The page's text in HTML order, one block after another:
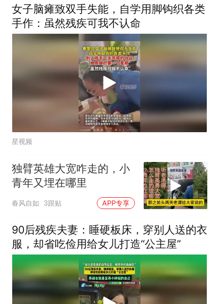
女子脑瘫致双手失能，自学用脚钩织各类
手作：虽然残疾可我不认命
星视频
独臂英雄大宽咋走的，小
青年又埋在哪里
春风自如 3跟贴 APP专享
90后残疾夫妻：睡硬板床，穿别人送的衣
服，却省吃俭用给女儿打造“公主屋”